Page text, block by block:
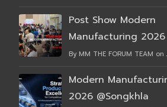
Post Show Modern
Manufacturing 2026
By MM THE FORUM TEAM on
Modern
2026 @Songkhla